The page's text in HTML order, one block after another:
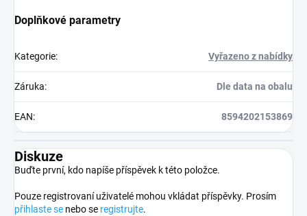
Doplňkové parametry
Kategorie: Vyřazeno z nabídky
Záruka: Dle data na obalu
EAN: 8594202153869
Diskuze
Buďte první, kdo napíše příspěvek k této položce.
Pouze registrovaní uživatelé mohou vkládat příspěvky. Prosím
přihlaste se nebo se registrujte.